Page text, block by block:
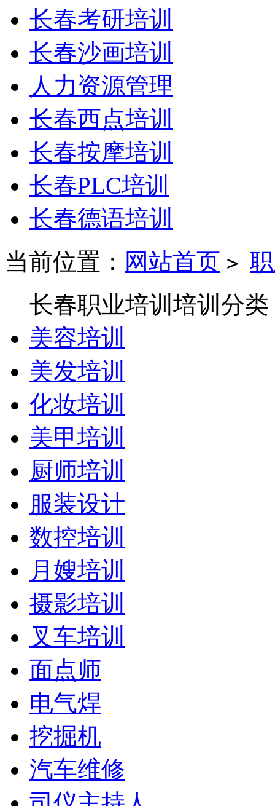
长春考研培训
长春沙画培训
人力资源管理
长春西点培训
长春按摩培训
长春PLC培训
长春德语培训
当前位置： 网站首页 >
长春职业培训培训分类
美容培训
美发培训
化妆培训
美甲培训
厨师培训
服装设计
数控培训
月嫂培训
摄影培训
叉车培训
面点师
电气焊
挖掘机
汽车维修